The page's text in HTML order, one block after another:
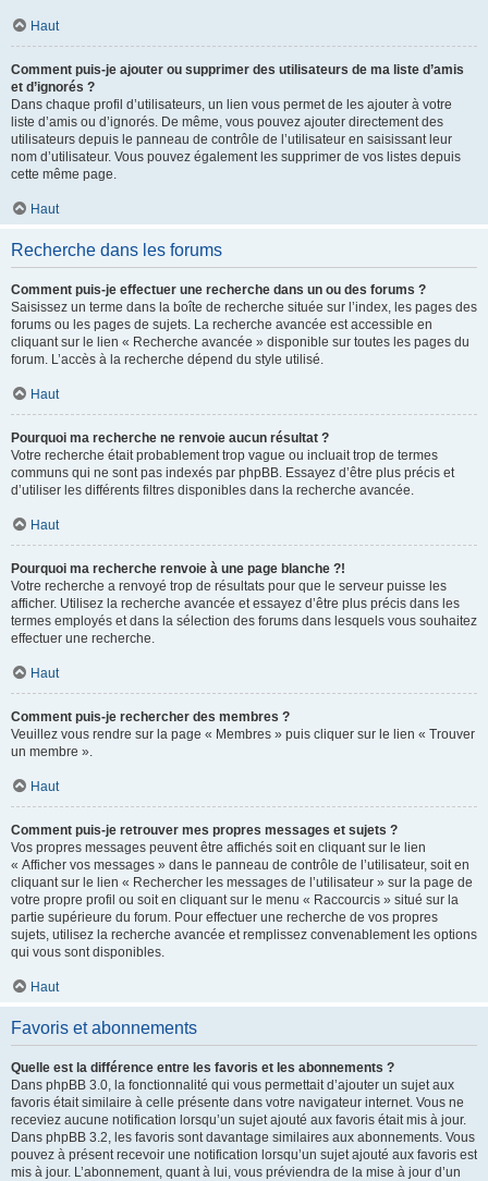
Haut
Comment puis-je ajouter ou supprimer des utilisateurs de ma liste d’amis
et d’ignorés ?
Dans chaque profil d’utilisateurs, un lien vous permet de les ajouter à votre
liste d’amis ou d’ignorés. De même, vous pouvez ajouter directement des
utilisateurs depuis le panneau de contrôle de l’utilisateur en saisissant leur
nom d’utilisateur. Vous pouvez également les supprimer de vos listes depuis
cette même page.
Haut
Recherche dans les forums
Comment puis-je effectuer une recherche dans un ou des forums ?
Saisissez un terme dans la boîte de recherche située sur l’index, les pages des
forums ou les pages de sujets. La recherche avancée est accessible en
cliquant sur le lien « Recherche avancée » disponible sur toutes les pages du
forum. L’accès à la recherche dépend du style utilisé.
Haut
Pourquoi ma recherche ne renvoie aucun résultat ?
Votre recherche était probablement trop vague ou incluait trop de termes
communs qui ne sont pas indexés par phpBB. Essayez d’être plus précis et
d’utiliser les différents filtres disponibles dans la recherche avancée.
Haut
Pourquoi ma recherche renvoie à une page blanche ?!
Votre recherche a renvoyé trop de résultats pour que le serveur puisse les
afficher. Utilisez la recherche avancée et essayez d’être plus précis dans les
termes employés et dans la sélection des forums dans lesquels vous souhaitez
effectuer une recherche.
Haut
Comment puis-je rechercher des membres ?
Veuillez vous rendre sur la page « Membres » puis cliquer sur le lien « Trouver
un membre ».
Haut
Comment puis-je retrouver mes propres messages et sujets ?
Vos propres messages peuvent être affichés soit en cliquant sur le lien
« Afficher vos messages » dans le panneau de contrôle de l’utilisateur, soit en
cliquant sur le lien « Rechercher les messages de l’utilisateur » sur la page de
votre propre profil ou soit en cliquant sur le menu « Raccourcis » situé sur la
partie supérieure du forum. Pour effectuer une recherche de vos propres
sujets, utilisez la recherche avancée et remplissez convenablement les options
qui vous sont disponibles.
Haut
Favoris et abonnements
Quelle est la différence entre les favoris et les abonnements ?
Dans phpBB 3.0, la fonctionnalité qui vous permettait d’ajouter un sujet aux
favoris était similaire à celle présente dans votre navigateur internet. Vous ne
receviez aucune notification lorsqu’un sujet ajouté aux favoris était mis à jour.
Dans phpBB 3.2, les favoris sont davantage similaires aux abonnements. Vous
pouvez à présent recevoir une notification lorsqu’un sujet ajouté aux favoris est
mis à jour. L’abonnement, quant à lui, vous préviendra de la mise à jour d’un